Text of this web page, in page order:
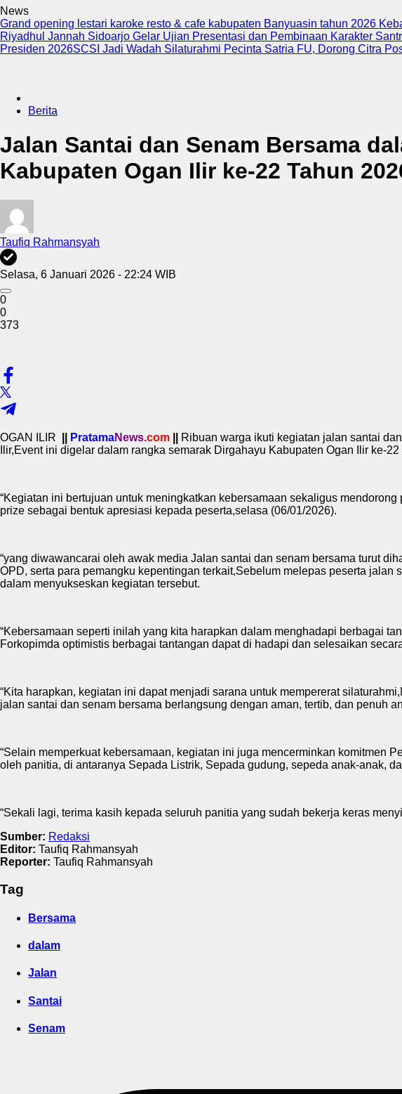
News
Grand opening lestari karoke resto & cafe kabupaten Banyuasin tahun 2026
Riyadhul Jannah Sidoarjo Gelar Ujian Presentasi dan Pembinaan Karakter
Presiden 2026SCSI Jadi Wadah Silaturahmi Pecinta Satria FU, Dorong Citra
Berita
Jalan Santai dan Senam Bersama
Kabupaten Ogan Ilir ke-22 Tahun
Taufiq Rahmansyah
Selasa, 6 Januari 2026 - 22:24 WIB
0
0
373
OGAN ILIR PratamaNews.com
Ribuan warga ikuti kegiatan jalan santai
Ilir,Event ini digelar dalam rangka semarak Dirgahayu Kabupaten Ogan Ilir ke-
“Kegiatan ini bertujuan untuk meningkatkan kebersamaan sekaligus
prize sebagai bentuk apresiasi kepada peserta,selasa (06/01/2026).
“yang diwawancarai oleh awak media Jalan santai dan senam bersama turut
OPD, serta para pemangku kepentingan terkait,Sebelum melepas peserta
dalam menyukseskan kegiatan tersebut.
“Kebersamaan seperti inilah yang kita harapkan dalam menghadapi berbagai
Forkopimda optimistis berbagai tantangan dapat di hadapi dan selesaikan
“Kita harapkan, kegiatan ini dapat menjadi sarana untuk mempererat
jalan santai dan senam bersama berlangsung dengan aman, tertib, dan penuh
“Selain memperkuat kebersamaan, kegiatan ini juga mencerminkan komitmen
oleh panitia, di antaranya Sepada Listrik, Sepada gudung, sepeda anak-anak,
“Sekali lagi, terima kasih kepada seluruh panitia yang sudah bekerja keras
Sumber: Redaksi
Editor: Taufiq Rahmansyah
Reporter: Taufiq Rahmansyah
Tag
Bersama
dalam
Jalan
Santai
Senam